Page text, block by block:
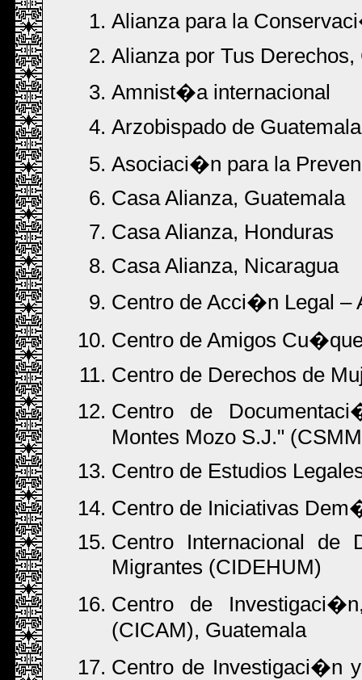
Alianza para la
Alianza por Tus Derechos,
Amnist�a internacional
Arzobispado de Guatemala
Asociaci�n para la
Casa Alianza, Guatemala
Casa Alianza, Honduras
Casa Alianza, Nicaragua
Centro de Acci�n Legal –
Centro de Amigos
Centro de Derechos de
Centro de
Montes Mozo S.J."
Centro de Estudios
Centro de Iniciativas
Centro Internacional de
Migrantes (CIDEHUM)
Centro de
(CICAM), Guatemala
Centro de Investigaci�n